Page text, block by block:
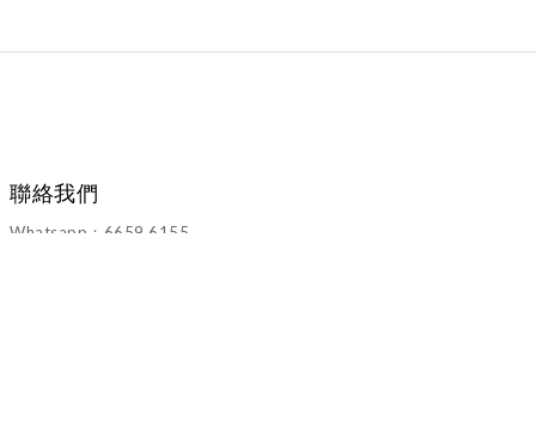
聯絡我們
Whatsapp：6659 6155